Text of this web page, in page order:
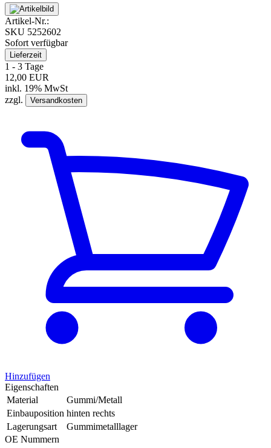
Artikel-Nr.:
SKU 5252602
Sofort verfügbar
Lieferzeit
1 - 3 Tage
12,00 EUR
inkl. 19% MwSt
zzgl.
Versandkosten
Hinzufügen
Eigenschaften
Material
Gummi/Metall
Einbauposition hinten rechts
Lagerungsart
Gummimetalllager
OE Nummern